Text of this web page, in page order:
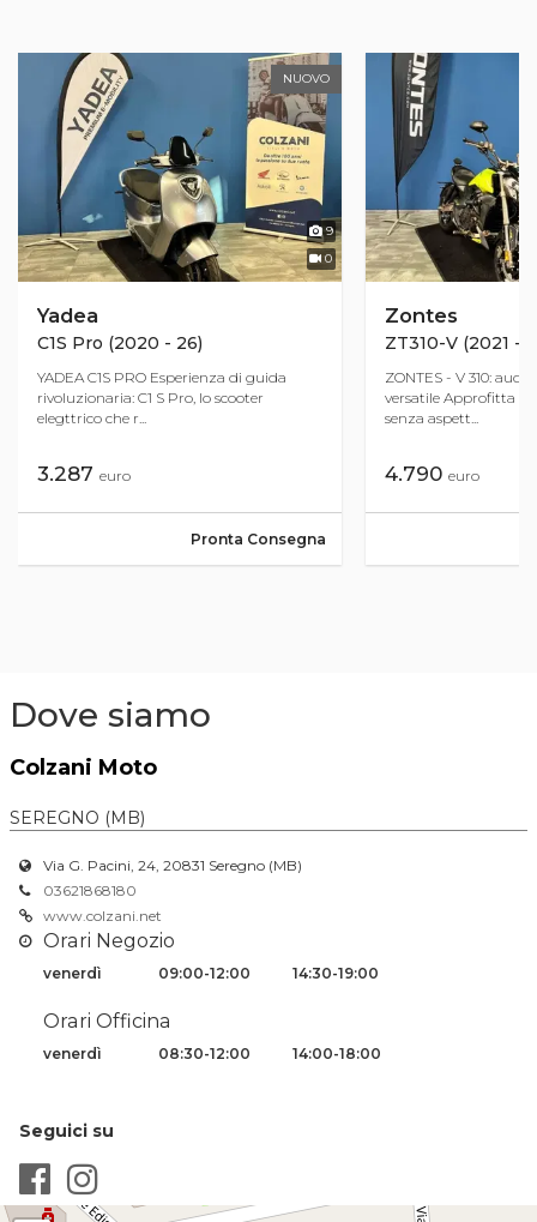
NUOVO
9
0
Yadea
C1S Pro (2020 - 26)
YADEA C1S PRO Esperienza di guida
rivoluzionaria: C1 S Pro, lo scooter
elegttrico che r...
3.287 euro
Pronta Consegna
Zontes
ZT310-V (2021 -
ZONTES - V 310:
versatile Approfitta
senza aspett...
4.790 euro
Dove siamo
Colzani Moto
SEREGNO (MB)
Via G. Pacini, 24, 20831 Seregno (MB)
03621868180
www.colzani.net
Orari Negozio
venerdì 09:00-12:00 14:30-19:00
Orari Officina
venerdì 08:30-12:00 14:00-18:00
Seguici su